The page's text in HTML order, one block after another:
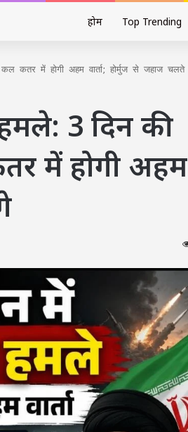
होम Top Trending
कतर में होगी अहम वार्ता; होर्मुज से जहाज चलते
3 दिन की
में होगी अहम